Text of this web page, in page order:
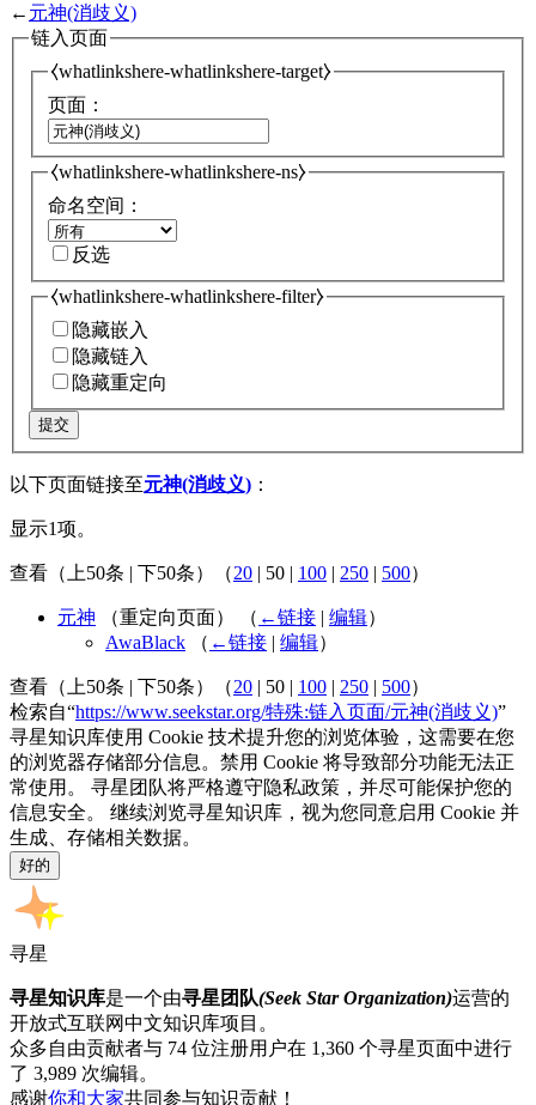
← 元神(消歧义)
链入页面
⧼whatlinkshere-whatlinkshere-target⧽
页面：
⧼whatlinkshere-whatlinkshere-ns⧽
命名空间：
反选
⧼whatlinkshere-whatlinkshere-filter⧽
隐藏嵌入
隐藏链入
隐藏重定向
提交
以下页面链接至元神(消歧义) ：
显示1项。
查看（ 上50条 | 下50条）（20 | 50 | 100 | 250 | 500）
元神 （重定向页面） （ ←链接 | 编辑）
AwaBlack
（ ←链接 | 编辑）
查看（ 上50条 | 下50条）（20 | 50 | 100 | 250 | 500）
检索自“https://www.seekstar.org/特殊:链入页面/元神(消歧义)”
寻星知识库使用 Cookie 技术提升您的浏览体验，这需要在您
的浏览器存储部分信息。禁用 Cookie 将导致部分功能无法正
常使用。 寻星团队将严格遵守隐私政策，并尽可能保护您的
信息安全。 继续浏览寻星知识库，视为您同意启用 Cookie 并
生成、存储相关数据。
好的
寻星
寻星知识库是一个由寻星团队(Seek Star Organization)运营的
开放式互联网中文知识库项目。
众多自由贡献者与 74 位注册用户在 1,360 个寻星页面中进行
了 3,989 次编辑。
感谢你和大家共同参与知识贡献！